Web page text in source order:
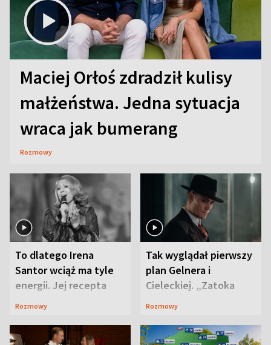
Maciej Orłoś zdradził kulisy
małżeństwa. Jedna sytuacja
wraca jak bumerang
Rozmowy
To dlatego Irena
Santor wciąż ma tyle
energii. Jej recepta
jest zaskakująco
Rozmowy
Tak wyglądał pierwszy
plan Gelnera i
Cieleckiej. „Zatoka
szpiegów” od razu ich
Rozmowy